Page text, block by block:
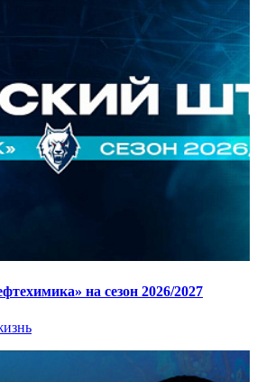
на сезон 2026/2027